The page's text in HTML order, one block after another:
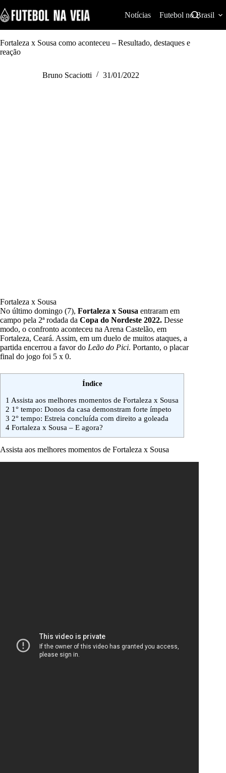
k
i
p
t
o
Notícias Futebol no Brasil
Fortaleza x Sousa como aconteceu – Resultado, destaques e
reação
Bruno Scaciotti 31/01/2022
Fortaleza x Sousa
No último domingo (7), Fortaleza x Sousa entraram em
campo pela 2ª rodada da Copa do Nordeste 2022. Desse
modo, o confronto aconteceu na Arena Castelão, em
Fortaleza, Ceará. Assim, em um duelo de muitos ataques, a
partida encerrou a favor do Leão do Pici. Portanto, o placar
final do jogo foi 5 x 0.
Índice
1 Assista aos melhores momentos de Fortaleza x Sousa
2 1° tempo: Donos da casa demonstram forte ímpeto
3 2° tempo: Estreia concluída com direito a goleada
4 Fortaleza x Sousa – E agora?
Assista aos melhores momentos de Fortaleza x Sousa